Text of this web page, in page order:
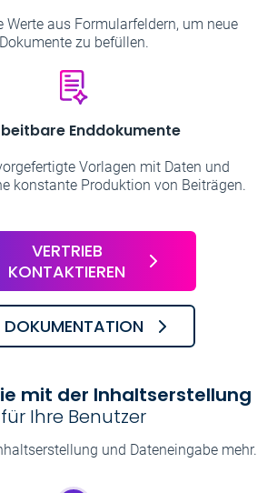
Werte aus Formularfeldern, um neue
Dokumente zu befüllen.
Enddokumente
Vorlagen mit Daten und
konstante Produktion von Beiträgen.
VERTRIEB
KONTAKTIEREN
DOKUMENTATION
mit der Inhaltserstellung
für Ihre Benutzer
und Dateneingabe mehr.